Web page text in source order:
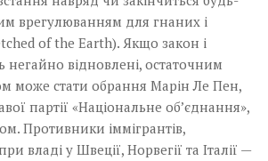
врегулюванням для гнаних і
of the Earth). Якщо закон і
негайно відновлені, остаточним
може стати обрання Марін Ле Пен,
партії «Національне об’єднання»,
Противники іммігрантів,
владі у Швеції, Норвегії та Італії —